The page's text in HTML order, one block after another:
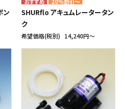
ン
SHURflo アキュムレータータン
ク
希望価格(税別) 14,240円〜